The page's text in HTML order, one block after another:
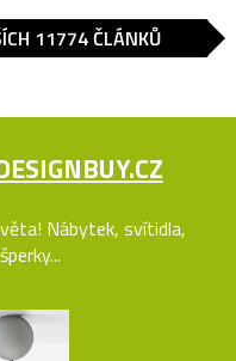
11774 ČLÁNKŮ
Nábytek, svítidla,